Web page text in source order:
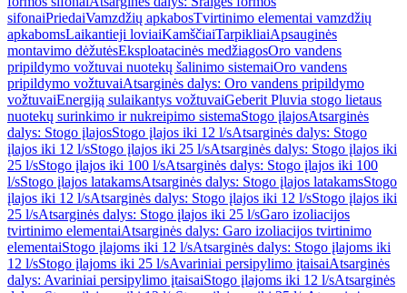
sifonaiPriedaiVamzdžių apkabosTvirtinimo elementai vamzdžių
apkabomsLaikantieji loviaiKamščiaiTarpikliaiApsauginės
montavimo dėžutėsEksploatacinės medžiagosOro vandens
pripildymo vožtuvai nuotekų šalinimo sistemaiOro vandens
pripildymo vožtuvaiAtsarginės dalys: Oro vandens pripildymo
vožtuvaiEnergiją sulaikantys vožtuvaiGeberit Pluvia stogo lietaus
nuotekų surinkimo ir nukreipimo sistemaStogo įlajosAtsarginės
dalys: Stogo įlajosStogo įlajos iki 12 l/sAtsarginės dalys: Stogo
įlajos iki 12 l/sStogo įlajos iki 25 l/sAtsarginės dalys: Stogo įlajos iki
25 l/sStogo įlajos iki 100 l/sAtsarginės dalys: Stogo įlajos iki 100
l/sStogo įlajos latakamsAtsarginės dalys: Stogo įlajos latakamsStogo
įlajos iki 12 l/sAtsarginės dalys: Stogo įlajos iki 12 l/sStogo įlajos iki
25 l/sAtsarginės dalys: Stogo įlajos iki 25 l/sGaro izoliacijos
tvirtinimo elementaiAtsarginės dalys: Garo izoliacijos tvirtinimo
elementaiStogo įlajoms iki 12 l/sAtsarginės dalys: Stogo įlajoms iki
12 l/sStogo įlajoms iki 25 l/sAvariniai persipylimo įtaisaiAtsarginės
dalys: Avariniai persipylimo įtaisaiStogo įlajoms iki 12 l/sAtsarginės